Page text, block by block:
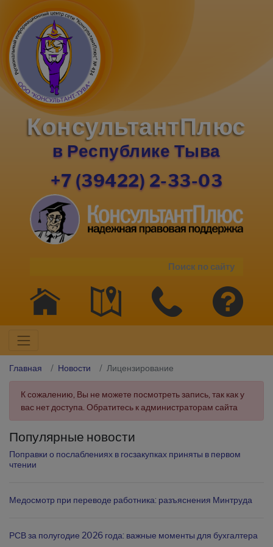
КонсультантПлюс
в Республике Тыва
+7 (39422) 2-33-03
Главная Новости Лицензирование
К сожалению, Вы не можете посмотреть запись, так как у
вас нет доступа. Обратитесь к администраторам сайта
Популярные новости
Поправки о послаблениях в госзакупках приняты в первом
чтении
Медосмотр при переводе работника: разъяснения Минтруда
РСВ за полугодие 2026 года: важные моменты для бухгалтера